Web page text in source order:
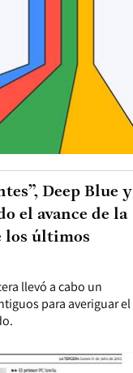
llevó a cabo un
para averiguar el
Deep Blue y
el avance de la
últimos